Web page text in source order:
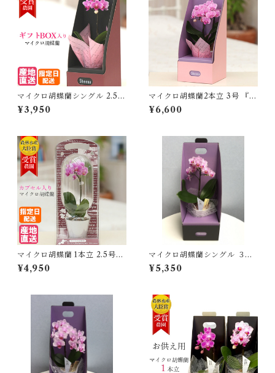
マイクロ胡蝶蘭シングル 2.5号
ピンク『2WAYギフトBOX入
り』
¥3,950
マイクロ胡蝶蘭2本立 3号 『2
WAYギフトBOX入り』
¥6,600
マイクロ胡蝶蘭 1本立 2.5号
『カプセル入り』
¥4,950
マイクロ胡蝶蘭シングル ３号
２WAYテーブルBOX入り お
供え仕様
¥5,350